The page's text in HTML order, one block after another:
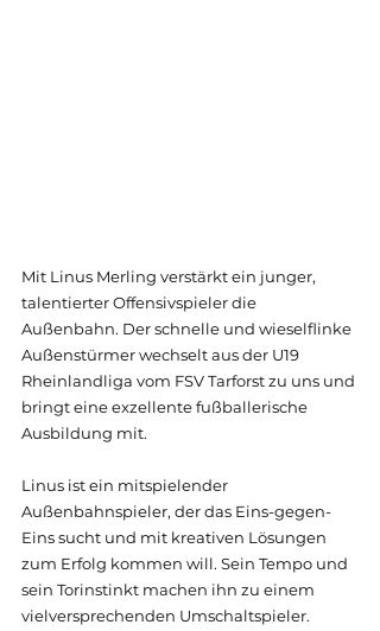
Mit Linus Merling verstärkt ein junger,
talentierter Offensivspieler die
Außenbahn. Der schnelle und wieselflinke
Außenstürmer wechselt aus der U19
Rheinlandliga vom FSV Tarforst zu uns und
bringt eine exzellente fußballerische
Ausbildung mit.
Linus ist ein mitspielender
Außenbahnspieler, der das Eins-gegen-
Eins sucht und mit kreativen Lösungen
zum Erfolg kommen will. Sein Tempo und
sein Torinstinkt machen ihn zu einem
vielversprechenden Umschaltspieler.